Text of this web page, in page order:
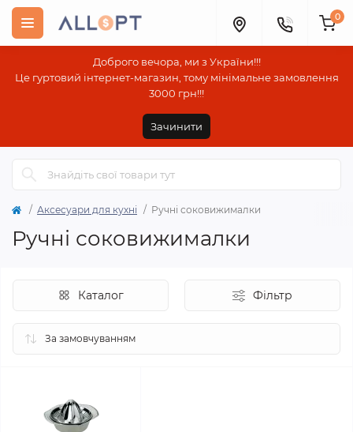
Доброго вечора, ми з України!!!
Це гуртовий інтернет-магазин, тому мінімальне замовлення
3000 грн!!!
Зачинити
0
Аксесуари для кухні Ручні соковижималки
Ручні соковижималки
Каталог Фільтр